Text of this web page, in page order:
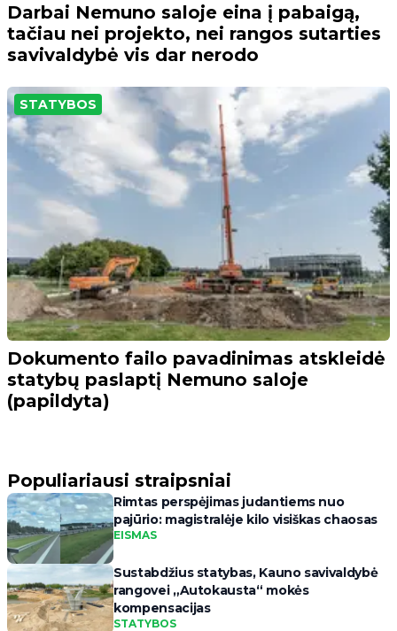
Darbai Nemuno saloje eina į pabaigą,
tačiau nei projekto, nei rangos sutarties
savivaldybė vis dar nerodo
STATYBOS
Dokumento failo pavadinimas atskleidė
statybų paslaptį Nemuno saloje
(papildyta)
Populiariausi straipsniai
Rimtas perspėjimas judantiems nuo
pajūrio: magistralėje kilo visiškas chaosas
EISMAS
Sustabdžius statybas, Kauno savivaldybė
rangovei „Autokausta“ mokės
kompensacijas
STATYBOS